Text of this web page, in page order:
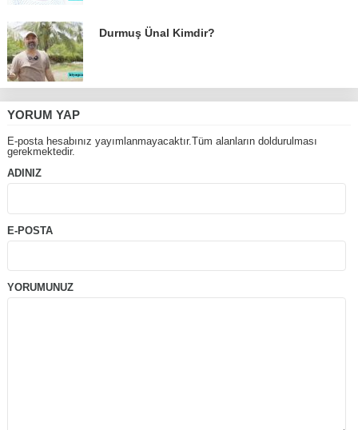
Durmuş Ünal Kimdir?
YORUM YAP
E-posta hesabınız yayımlanmayacaktır.Tüm alanların doldurulması
gerekmektedir.
ADINIZ
E-POSTA
YORUMUNUZ